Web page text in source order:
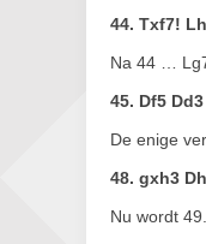
44. Txf7!
Na 44 …
45. Df5
De enige
48. gxh3
Nu wordt